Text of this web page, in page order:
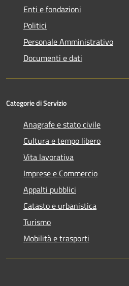
Enti e fondazioni
Politici
Personale Amministrativo
Documenti e dati
Categorie di Servizio
Anagrafe e stato civile
Cultura e tempo libero
Vita lavorativa
Imprese e Commercio
Appalti pubblici
Catasto e urbanistica
Turismo
Mobilità e trasporti